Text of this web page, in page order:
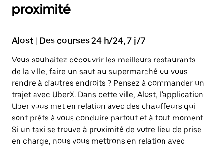
proximité
Alost | Des courses 24 h/24, 7 j/7
Vous souhaitez découvrir les meilleurs restaurants
de la ville, faire un saut au supermarché ou vous
rendre à d'autres endroits ? Pensez à commander un
trajet avec UberX. Dans cette ville, Alost, l'application
Uber vous met en relation avec des chauffeurs qui
sont prêts à vous conduire partout et à tout moment.
Si un taxi se trouve à proximité de votre lieu de prise
en charge, nous vous mettrons en relation avec